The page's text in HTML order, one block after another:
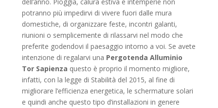
potranno più impedirvi di vivere fuori dalle mura
domestiche, di organizzare feste, incontri galanti,
riunioni o semplicemente di rilassarvi nel modo che
preferite godendovi il paesaggio intorno a voi. Se avete
intenzione di regalarvi una Pergotenda Alluminio
Tor Sapienza questo è proprio il momento migliore,
infatti, con la legge di Stabilità del 2015, al fine di
migliorare l’efficienza energetica, le schermature solari
e quindi anche questo tipo d’installazioni in genere